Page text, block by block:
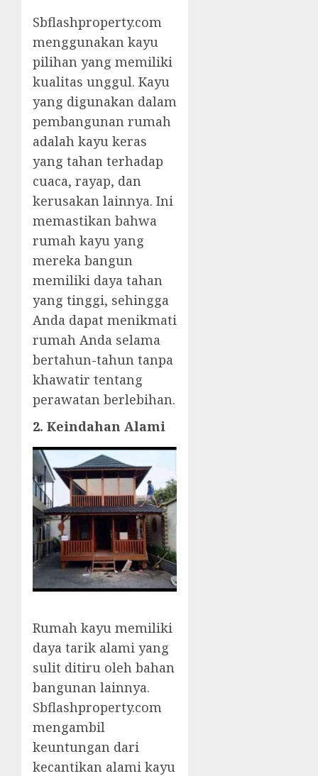
Sbflashproperty.com
menggunakan kayu
pilihan yang memiliki
kualitas unggul. Kayu
yang digunakan dalam
pembangunan rumah
adalah kayu keras
yang tahan terhadap
cuaca, rayap, dan
kerusakan lainnya. Ini
memastikan bahwa
rumah kayu yang
mereka bangun
memiliki daya tahan
yang tinggi, sehingga
Anda dapat menikmati
rumah Anda selama
bertahun-tahun tanpa
khawatir tentang
perawatan berlebihan.
2. Keindahan Alami
Rumah kayu memiliki
daya tarik alami yang
sulit ditiru oleh bahan
bangunan lainnya.
Sbflashproperty.com
mengambil
keuntungan dari
kecantikan alami kayu